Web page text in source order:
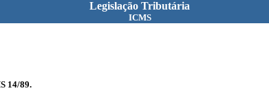
Legislação Tributária
ICMS
14/89.